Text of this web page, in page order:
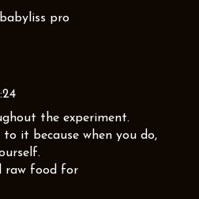
pro
the experiment.
it because when you do,
raw food for